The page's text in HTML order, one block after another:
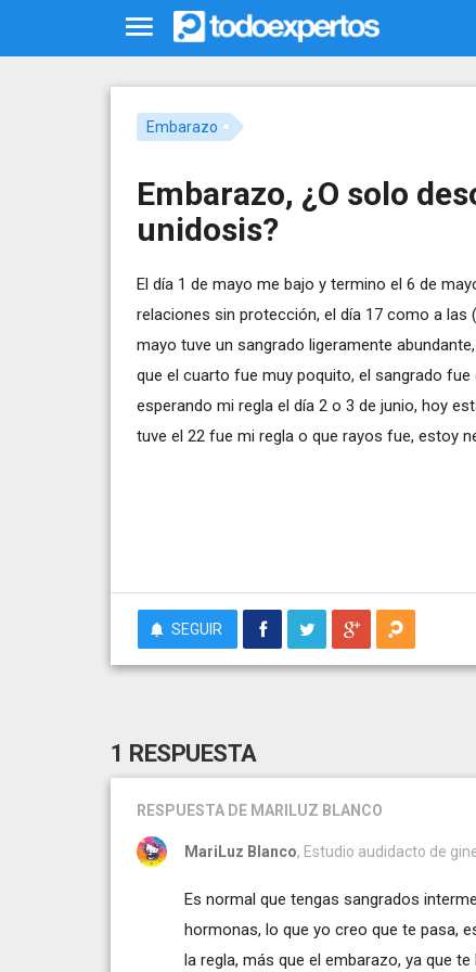
Embarazo
Embarazo, ¿O solo
unidosis?
El día 1 de mayo me bajo y termino el 6 de
relaciones sin protección, el día 17 como a las
mayo tuve un sangrado ligeramente
que el cuarto fue muy poquito, el sangrado
esperando mi regla el día 2 o 3 de junio, hoy
tuve el 22 fue mi regla o que rayos fue, estoy
SEGUIR
1 RESPUESTA
RESPUESTA DE MARILUZ BLANCO
MariLuz Blanco, Estudio audidacto de
Es normal que tengas sangrados
hormonas, lo que yo creo que te pasa,
la regla, más que el embarazo, ya que